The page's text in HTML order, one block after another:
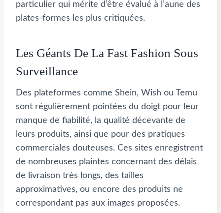
particulier qui mérite d’être évalué à l’aune des
plates-formes les plus critiquées.
Les Géants De La Fast Fashion Sous
Surveillance
Des plateformes comme Shein, Wish ou Temu
sont régulièrement pointées du doigt pour leur
manque de fiabilité, la qualité décevante de
leurs produits, ainsi que pour des pratiques
commerciales douteuses. Ces sites enregistrent
de nombreuses plaintes concernant des délais
de livraison très longs, des tailles
approximatives, ou encore des produits ne
correspondant pas aux images proposées.